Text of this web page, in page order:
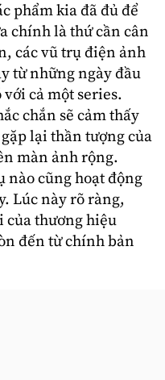
phẩm kia đã đủ để
chính là thứ cần cân
các vũ trụ điện ảnh
từ những ngày đầu
cả một series.
chắn sẽ cảm thấy
lại thần tượng của
màn ảnh rộng.
nào cũng hoạt động
Lúc này rõ ràng,
của thương hiệu
đến từ chính bản